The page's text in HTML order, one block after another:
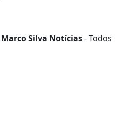
Marco Silva Notícias- Todos